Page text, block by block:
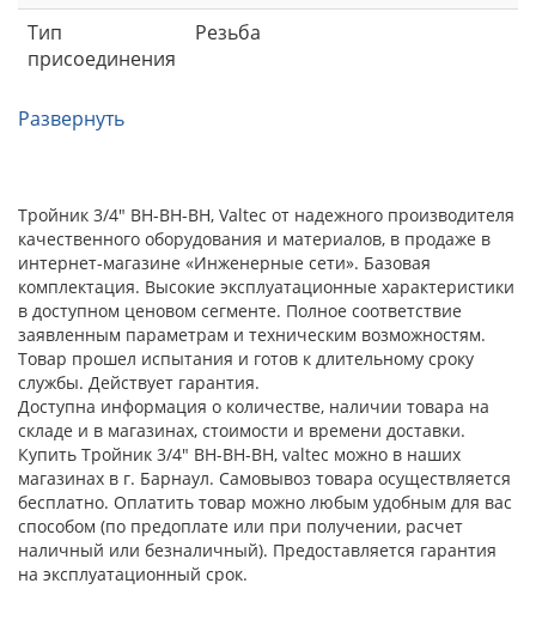
Тип
присоединения
Резьба
Развернуть
Тройник 3/4" ВН-ВН-ВН, Valtec от надежного производителя
качественного оборудования и материалов, в продаже в
интернет-магазине «Инженерные сети». Базовая
комплектация. Высокие эксплуатационные характеристики
в доступном ценовом сегменте. Полное соответствие
заявленным параметрам и техническим возможностям.
Товар прошел испытания и готов к длительному сроку
службы. Действует гарантия.
Доступна информация о количестве, наличии товара на
складе и в магазинах, стоимости и времени доставки.
Купить Тройник 3/4" ВН-ВН-ВН, valtec можно в наших
магазинах в г. Барнаул. Самовывоз товара осуществляется
бесплатно. Оплатить товар можно любым удобным для вас
способом (по предоплате или при получении, расчет
наличный или безналичный). Предоставляется гарантия
на эксплуатационный срок.